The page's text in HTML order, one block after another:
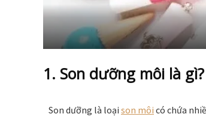
1. Son dưỡng môi là gì?
Son dưỡng là loại son môi có chứa